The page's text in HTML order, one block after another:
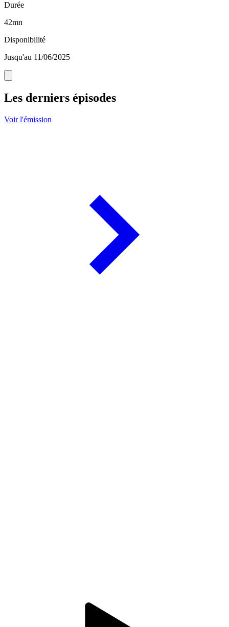
Durée
42mn
Disponibilité
Jusqu'au 11/06/2025
Les derniers épisodes
Voir l'émission